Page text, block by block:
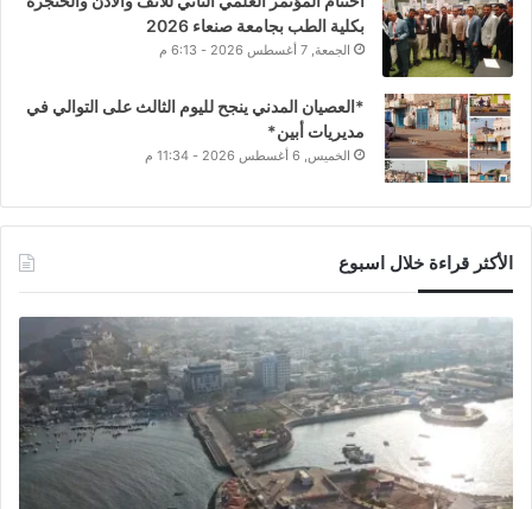
بكلية الطب بجامعة صنعاء 2026
الجمعة, 7 أغسطس 2026 - 6:13 م
*العصيان المدني ينجح لليوم الثالث على التوالي في
مديريات أبين*
الخميس, 6 أغسطس 2026 - 11:34 م
الأكثر قراءة خلال اسبوع